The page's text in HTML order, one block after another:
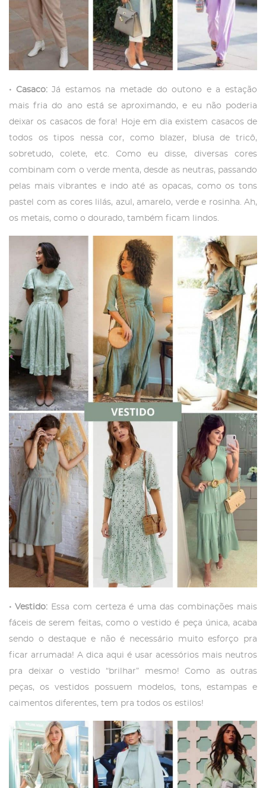
• Casaco:Já estamos na metade do outono e a estação
mais fria do ano está se aproximando, e eu não poderia
deixar os casacos de fora! Hoje em dia existem casacos de
todos os tipos nessa cor, como blazer, blusa de tricô,
sobretudo, colete, etc. Como eu disse, diversas cores
combinam com o verde menta, desde as neutras, passando
pelas mais vibrantes e indo até as opacas, como os tons
pastel com as cores lilás, azul, amarelo, verde e rosinha. Ah,
os metais, como o dourado, também ficam lindos.
• Vestido:Essa com certeza é uma das combinações mais
fáceis de serem feitas, como o vestido é peça única, acaba
sendo o destaque e não é necessário muito esforço pra
ficar arrumada! A dica aqui é usar acessórios mais neutros
pra deixar o vestido “brilhar” mesmo! Como as outras
peças, os vestidos possuem modelos, tons, estampas e
caimentos diferentes, tem pra todos os estilos!